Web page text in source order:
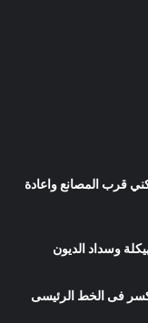
قرب المصانع واعادة
وسداد الديون
فى الخط الرئيسى